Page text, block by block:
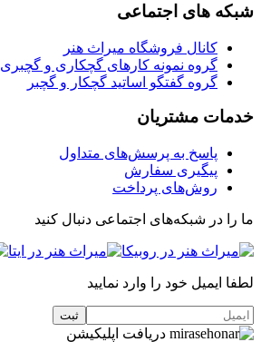
شبکه های اجتماعی
کانال فروشگاه میراث هنر
گروه نمونه کارهای گچکاری و گچبری
گروه گفتگو اساتید گچکار و گچبر
خدمات مشتریان
پاسخ به پرسش‌های متداول
پیگیری سفارش
روش‌های پرداخت
ما را در شبکه‌های اجتماعی دنبال کنید
لطفا ایمیل خود را وارد نمایید
دریافت اپلیکیشن